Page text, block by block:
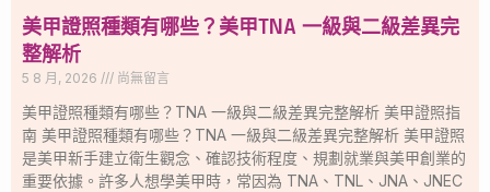
美甲證照種類有哪些？美甲TNA 一級與二級差異完
整解析
5 8 月, 2026 尚無留言
美甲證照種類有哪些？TNA 一級與二級差異完整解析 美甲證照指
南 美甲證照種類有哪些？TNA 一級與二級差異完整解析 美甲證照
是美甲新手建立衛生觀念、確認技術程度、規劃就業與美甲創業的
重要依據。許多人想學美甲時，常因為 TNA、TNL、JNA、JNEC